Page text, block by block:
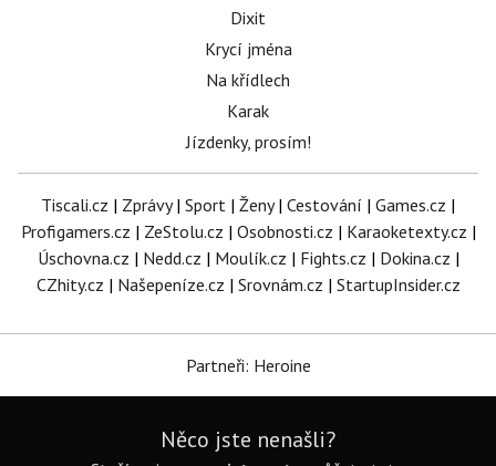
Dixit
Krycí jména
Na křídlech
Karak
Jízdenky, prosím!
Tiscali.cz | Zprávy| Sport | Ženy| Cestování | Games.cz |
Profigamers.cz | ZeStolu.cz | Osobnosti.cz | Karaoketexty.cz |
Úschovna.cz | Nedd.cz | Moulík.cz | Fights.cz | Dokina.cz |
CZhity.cz | Našepeníze.cz | Srovnám.cz | StartupInsider.cz
Partneři: Heroine
Něco jste nenašli?